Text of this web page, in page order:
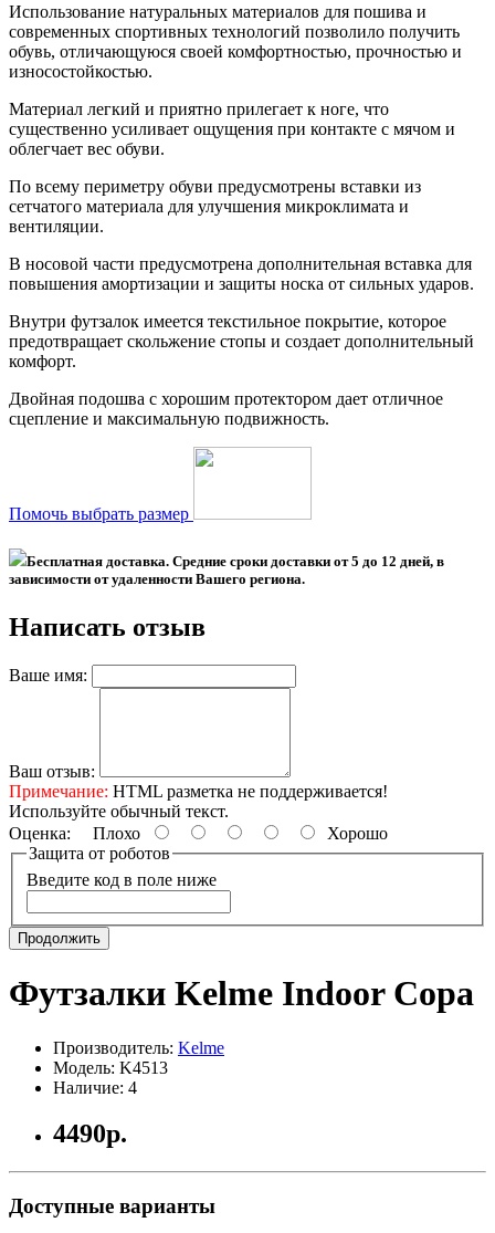
Использование натуральных материалов для пошива и
современных спортивных технологий позволило получить
обувь, отличающуюся своей комфортностью, прочностью и
износостойкостью.
Материал легкий и приятно прилегает к ноге, что
существенно усиливает ощущения при контакте с мячом и
облегчает вес обуви.
По всему периметру обуви предусмотрены вставки из
сетчатого материала для улучшения микроклимата и
вентиляции.
В носовой части предусмотрена дополнительная вставка для
повышения амортизации и защиты носка от сильных ударов.
Внутри футзалок имеется текстильное покрытие, которое
предотвращает скольжение стопы и создает дополнительный
комфорт.
Двойная подошва с хорошим протектором дает отличное
сцепление и максимальную подвижность.
Помочь выбрать размер
Бесплатная доставка. Средние сроки доставки от 5 до 12 дней, в
зависимости от удаленности Вашего региона.
Написать отзыв
Ваше имя:
Ваш отзыв:
Примечание: HTML разметка не поддерживается!
Используйте обычный текст.
Оценка: Плохо
Хорошо
Защита от роботов
Введите код в поле ниже
Продолжить
Футзалки Kelme Indoor Copa
Производитель: Kelme
Модель: K4513
Наличие: 4
4490р.
Доступные варианты